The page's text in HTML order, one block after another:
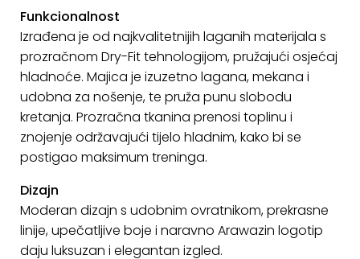
Pripreme
za
ljeto
O
NAMA
KONTAKT
Uvjeti
poslovanja
Pravila
Funkcionalnost
Izrađena je od najkvalitetnijih laganih materijala s
prozračnom Dry-Fit tehnologijom, pružajući osjećaj
hladnoće. Majica je izuzetno lagana, mekana i
udobna za nošenje, te pruža punu slobodu
kretanja. Prozračna tkanina prenosi toplinu i
znojenje održavajući tijelo hladnim, kako bi se
postigao maksimum treninga.
Dizajn
Moderan dizajn s udobnim ovratnikom, prekrasne
linije, upečatljive boje i naravno Arawazin logotip
daju luksuzan i elegantan izgled.